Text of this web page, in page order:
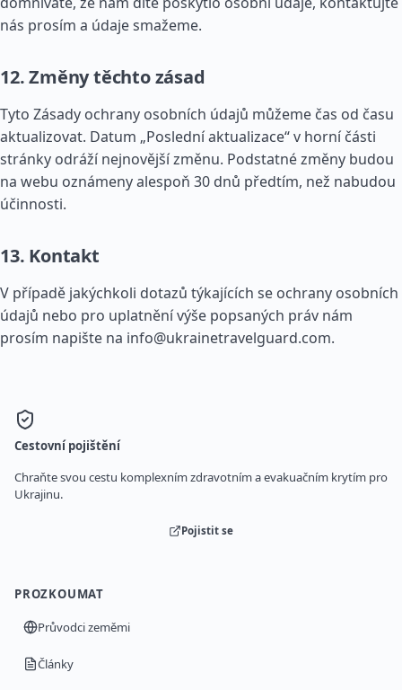
nás prosím a údaje smažeme.
12. Změny těchto zásad
Tyto Zásady ochrany osobních údajů můžeme čas od času
aktualizovat. Datum „Poslední aktualizace“ v horní části
stránky odráží nejnovější změnu. Podstatné změny budou
na webu oznámeny alespoň 30 dnů předtím, než nabudou
účinnosti.
13. Kontakt
V případě jakýchkoli dotazů týkajících se ochrany osobních
údajů nebo pro uplatnění výše popsaných práv nám
prosím napište na info@ukrainetravelguard.com.
Cestovní pojištění
Chraňte svou cestu komplexním zdravotním a evakuačním krytím pro
Ukrajinu.
Pojistit se
PROZKOUMAT
Průvodci zeměmi
Články